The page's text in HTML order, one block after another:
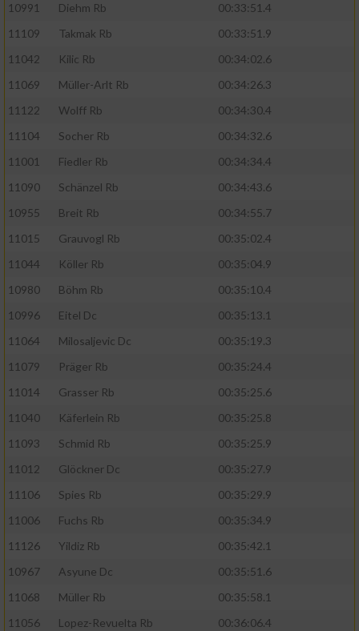
10991
Diehm Rb
00:33:51.4
11109
Takmak Rb
00:33:51.9
11042
Kilic Rb
00:34:02.6
11069
Müller-Arlt Rb
00:34:26.3
11122
Wolff Rb
00:34:30.4
11104
Socher Rb
00:34:32.6
11001
Fiedler Rb
00:34:34.4
11090
Schänzel Rb
00:34:43.6
10955
Breit Rb
00:34:55.7
11015
Grauvogl Rb
00:35:02.4
11044
Köller Rb
00:35:04.9
10980
Böhm Rb
00:35:10.4
10996
Eitel Dc
00:35:13.1
11064
Milosaljevic Dc
00:35:19.3
11079
Präger Rb
00:35:24.4
11014
Grasser Rb
00:35:25.6
11040
Käferlein Rb
00:35:25.8
11093
Schmid Rb
00:35:25.9
11012
Glöckner Dc
00:35:27.9
11106
Spies Rb
00:35:29.9
11006
Fuchs Rb
00:35:34.9
11126
Yildiz Rb
00:35:42.1
10967
Asyune Dc
00:35:51.6
11068
Müller Rb
00:35:58.1
11056
Lopez-Revuelta Rb
00:36:06.4